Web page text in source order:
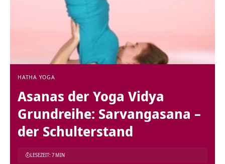
HATHA YOGA
Asanas der Yoga Vidya
Grundreihe: Sarvangasana –
der Schulterstand
LESEZEIT: 7 MIN